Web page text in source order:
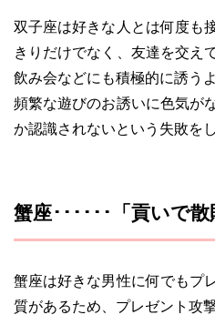
双子座は好きな人とは何度も
きりだけでなく、友達を交え
飲み会などにも積極的に誘う
頻繁な遊びのお誘いに色気が
か認識されないという失敗を
蟹座･･････「貢いで散
蟹座は好きな男性に何でもプ
質があるため、プレゼント攻